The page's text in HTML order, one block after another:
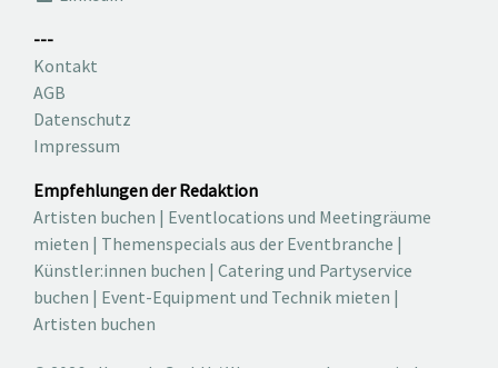
---
Kontakt
AGB
Datenschutz
Impressum
Empfehlungen der Redaktion
Artisten buchen | Eventlocations und Meetingräume
mieten | Themenspecials aus der Eventbranche |
Künstler:innen buchen | Catering und Partyservice
buchen | Event-Equipment und Technik mieten |
Artisten buchen